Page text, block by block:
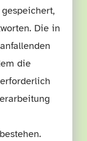
Die in
die